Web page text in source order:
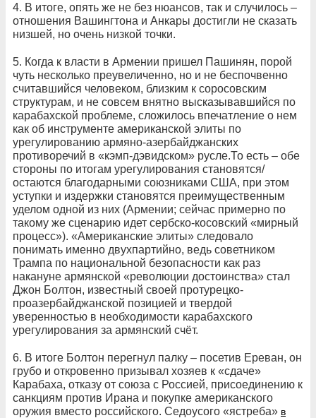
4. В итоге, опять же не без нюансов, так и случилось –
отношения Вашингтона и Анкары достигли не сказать
низшей, но очень низкой точки.
5. Когда к власти в Армении пришел Пашинян, порой
чуть несколько преувеличенно, но и не беспочвенно
считавшийся человеком, близким к соросовским
структурам, и не совсем внятно высказывавшийся по
карабахской проблеме, сложилось впечатление о нем
как об инструменте американской элиты по
урегулированию армяно-азербайджанских
противоречий в «кэмп-дэвидском» русле.То есть – обе
стороны по итогам урегулирования становятся/
остаются благодарными союзниками США, при этом
уступки и издержки становятся преимущественным
уделом одной из них (Армении; сейчас примерно по
такому же сценарию идет сербско-косовский «мирный
процесс»). «Американские элиты» следовало
понимать именно двухпартийно, ведь советником
Трампа по национальной безопасности как раз
накануне армянской «революции достоинства» стал
Джон Болтон, известный своей протурецко-
проазербайджанской позицией и твердой
уверенностью в необходимости карабахского
урегулирования за армянский счёт.
6. В итоге Болтон перегнул палку – посетив Ереван, он
грубо и откровенно призывал хозяев к «сдаче»
Карабаха, отказу от союза с Россией, присоединению к
санкциям против Ирана и покупке американского
оружия вместо российского. Седоусого «ястреба» в